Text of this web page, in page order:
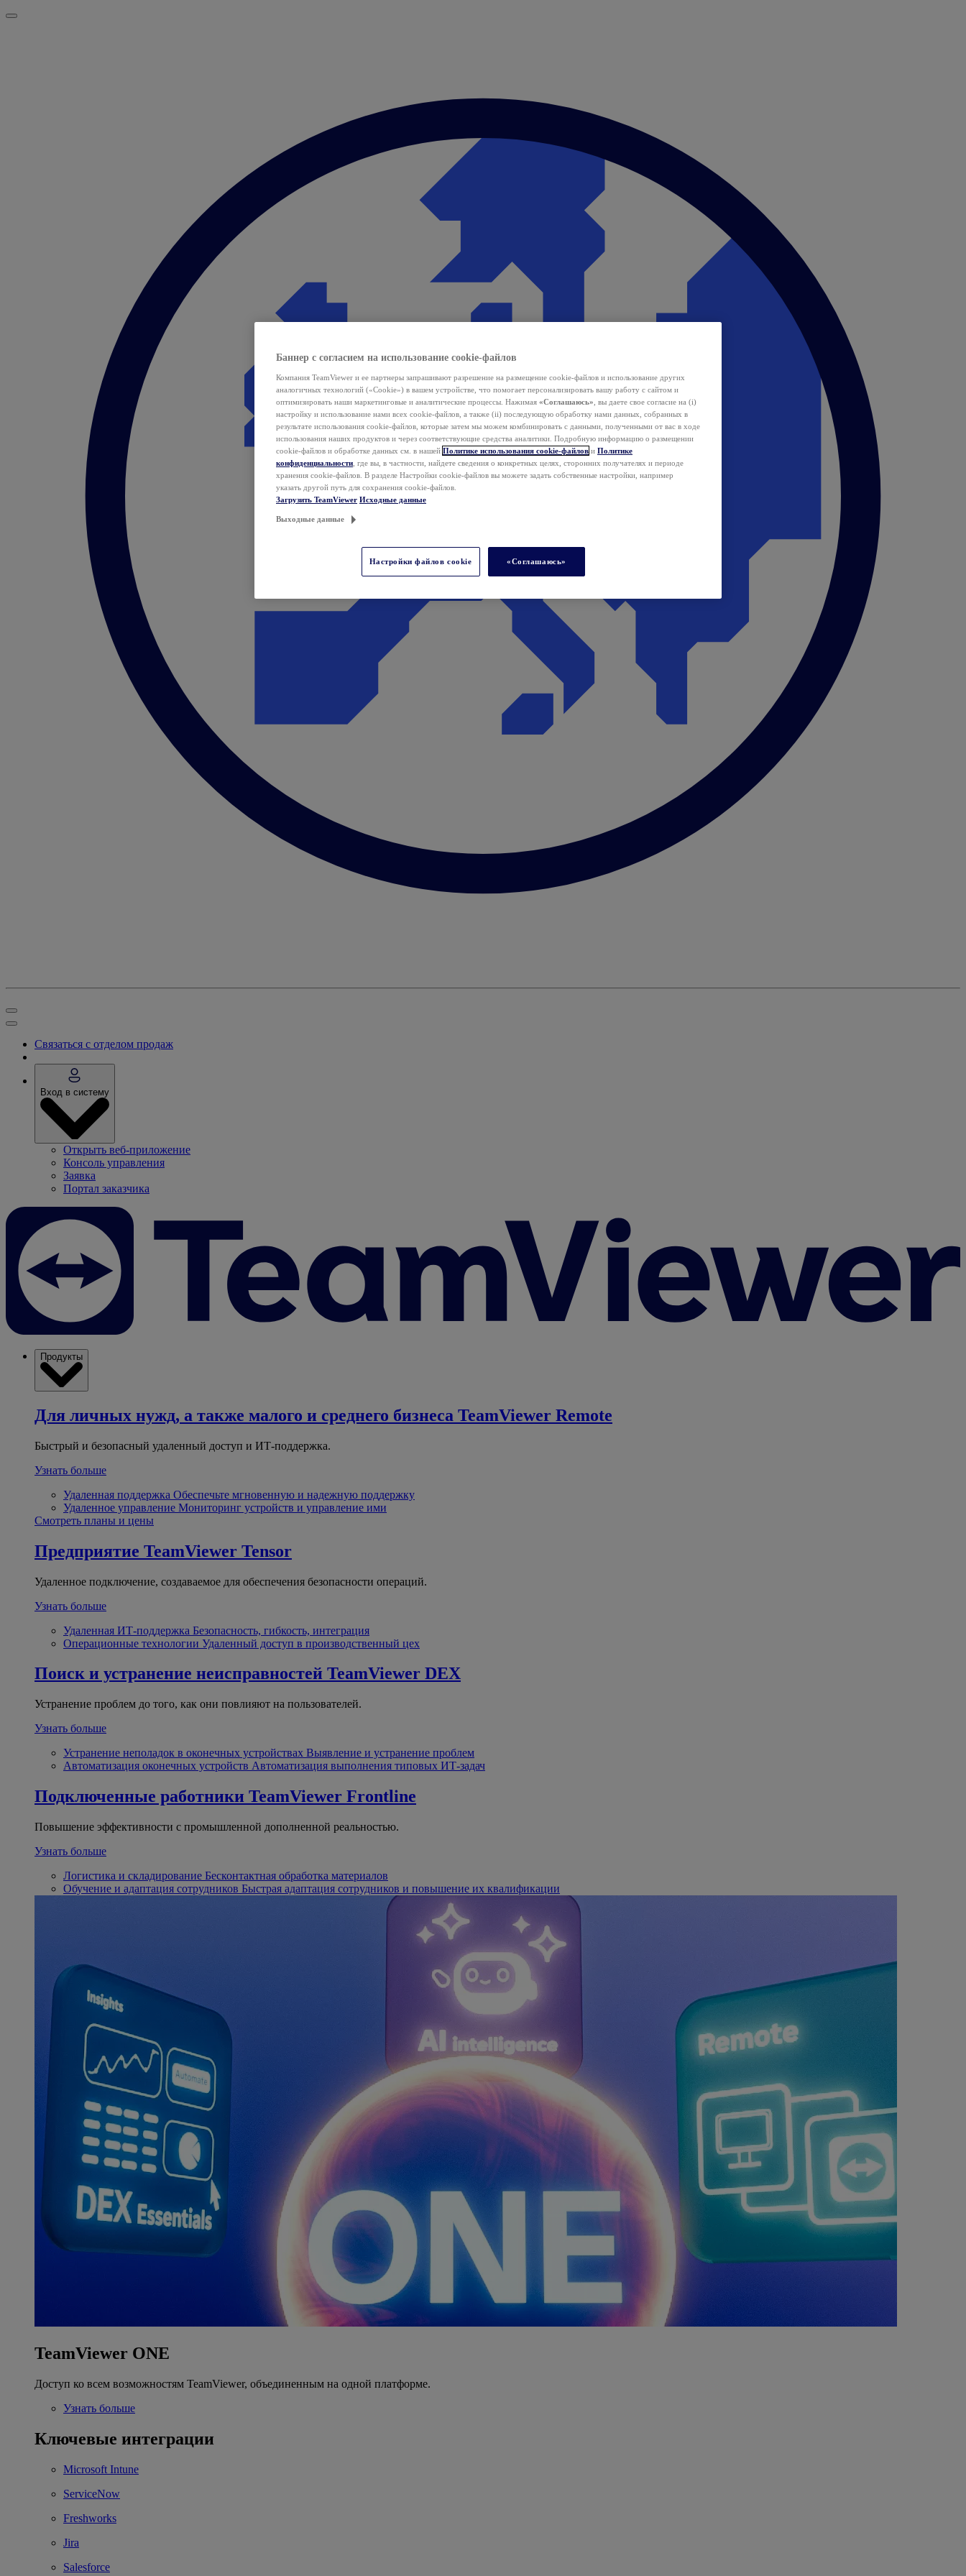
Связаться с отделом продаж
Вход в систему
Открыть веб-приложение
Консоль управления
Заявка
Портал заказчика
Продукты
Для личных нужд, а также малого и среднего бизнеса TeamViewer Remote
Быстрый и безопасный удаленный доступ и ИТ-поддержка.
Узнать больше
Удаленная поддержка Обеспечьте мгновенную и надежную поддержку
Удаленное управление Мониторинг устройств и управление ими
Смотреть планы и цены
Предприятие TeamViewer Tensor
Удаленное подключение, создаваемое для обеспечения безопасности операций.
Узнать больше
Удаленная ИТ-поддержка Безопасность, гибкость, интеграция
Операционные технологии Удаленный доступ в производственный цех
Поиск и устранение неисправностей TeamViewer DEX
Устранение проблем до того, как они повлияют на пользователей.
Узнать больше
Устранение неполадок в оконечных устройствах Выявление и устранение проблем
Автоматизация оконечных устройств Автоматизация выполнения типовых ИТ-задач
Подключенные работники TeamViewer Frontline
Повышение эффективности с промышленной дополненной реальностью.
Узнать больше
Логистика и складирование Бесконтактная обработка материалов
Обучение и адаптация сотрудников Быстрая адаптация сотрудников и повышение их квалификации
TeamViewer ONE
Доступ ко всем возможностям TeamViewer, объединенным на одной платформе.
Узнать больше
Ключевые интеграции
Microsoft Intune
ServiceNow
Freshworks
Jira
Salesforce
Баннер с согласием на использование cookie-файлов
Компания TeamViewer и ее партнеры запрашивают разрешение на размещение cookie-файлов и использование других
аналогичных технологий («Cookie») в вашем устройстве, что помогает персонализировать вашу работу с сайтом и
оптимизировать наши маркетинговые и аналитические процессы. Нажимая «Соглашаюсь» , вы даете свое согласие на (i)
настройку и использование нами всех cookie-файлов, а также (ii) последующую обработку нами данных, собранных в
результате использования cookie-файлов, которые затем мы можем комбинировать с данными, полученными от вас в ходе
использования наших продуктов и через соответствующие средства аналитики. Подробную информацию о размещении
cookie-файлов и обработке данных см. в нашей Политике использования cookie-файлов и Политике
конфиденциальности , где вы, в частности, найдете сведения о конкретных целях, сторонних получателях и периоде
хранения cookie-файлов. В разделе Настройки cookie-файлов вы можете задать собственные настройки, например
указать другой путь для сохранения cookie-файлов.
Загрузить TeamViewer Исходные данные
Выходные данные
Настройки файлов cookie «Соглашаюсь»